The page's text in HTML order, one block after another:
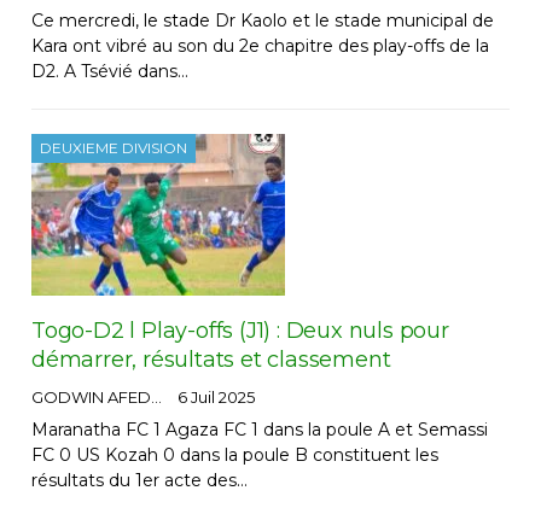
Ce mercredi, le stade Dr Kaolo et le stade municipal de
Kara ont vibré au son du 2e chapitre des play-offs de la
D2. A Tsévié dans…
DEUXIEME DIVISION
Togo-D2 l Play-offs (J1) : Deux nuls pour
démarrer, résultats et classement
GODWIN AFEDO 6 Juil 2025
Maranatha FC 1 Agaza FC 1 dans la poule A et Semassi
FC 0 US Kozah 0 dans la poule B constituent les
résultats du 1er acte des…